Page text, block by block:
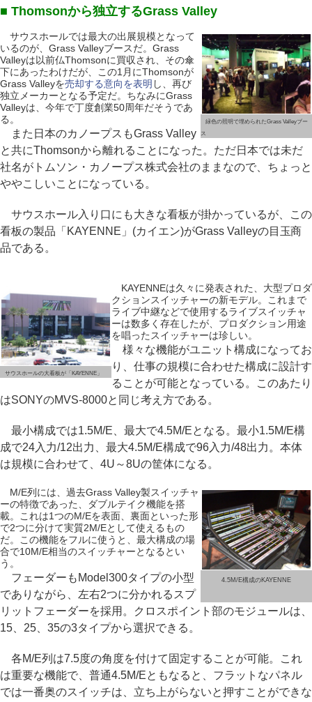
■ Thomsonから独立するGrass Valley
緑色の照明で埋められたGrass Valleyブー
ス
サウスホールでは最大の出展規模となって
いるのが、Grass Valleyブースだ。Grass
Valleyは以前仏Thomsonに買収され、その傘
下にあったわけだが、この1月にThomsonが
Grass Valleyを売却する意向を表明 し、再び
独立メーカーとなる予定だ。ちなみにGrass
Valleyは、今年で丁度創業50周年だそうであ
る。
また日本のカノープスもGrass Valley
と共にThomsonから離れることになった。ただ日本では未だ
社名がトムソン・カノープス株式会社のままなので、ちょっと
ややこしいことになっている。
サウスホール入り口にも大きな看板が掛かっているが、この
看板の製品「KAYENNE」(カイエン)がGrass Valleyの目玉商
品である。
サウスホールの大看板が「KAYENNE」
KAYENNEは久々に発表された、大型プロダ
クションスイッチャーの新モデル。これまで
ライブ中継などで使用するライブスイッチャ
ーは数多く存在したが、プロダクション用途
を唱ったスイッチャーは珍しい。
様々な機能がユニット構成になってお
り、仕事の規模に合わせた構成に設計す
ることが可能となっている。このあたり
はSONYのMVS-8000と同じ考え方である。
最小構成では1.5M/E、最大で4.5M/Eとなる。最小1.5M/E構
成で24入力/12出力、最大4.5M/E構成で96入力/48出力。本体
は規模に合わせて、4U～8Uの筐体になる。
4.5M/E構成のKAYENNE
M/E列には、過去Grass Valley製スイッチャ
ーの特徴であった、ダブルテイク機能を搭
載。これは1つのM/Eを表面、裏面といった形
で2つに分けて実質2M/Eとして使えるもの
だ。この機能をフルに使うと、最大構成の場
合で10M/E相当のスイッチャーとなるとい
う。
フェーダーもModel300タイプの小型
でありながら、左右2つに分かれるスプ
リットフェーダーを採用。クロスポイント部のモジュールは、
15、25、35の3タイプから選択できる。
各M/E列は7.5度の角度を付けて固定することが可能。これ
は重要な機能で、普通4.5M/Eともなると、フラットなパネル
では一番奥のスイッチは、立ち上がらないと押すことができな